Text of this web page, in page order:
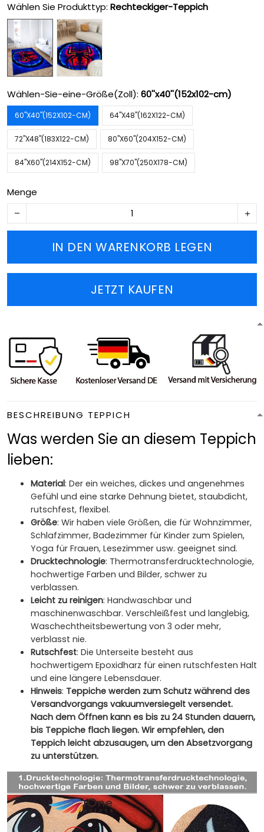
Wählen Sie Produkttyp: Rechteckiger-Teppich
Wählen-Sie-eine-Größe(Zoll): 60''x40''(152x102-cm)
60''X40''(152X102-CM) 64''X48''(162X122-CM)
72''X48''(183X122-CM) 80''X60''(204X152-CM)
84''X60''(214X152-CM) 98''X70''(250X178-CM)
Menge
IN DEN WARENKORB LEGEN
JETZT KAUFEN
BESCHREIBUNG TEPPICH
Was werden Sie an diesem Teppich
lieben:
Material: Der ein weiches, dickes und angenehmes
Gefühl und eine starke Dehnung bietet, staubdicht,
rutschfest, flexibel.
Größe: Wir haben viele Größen, die für Wohnzimmer,
Schlafzimmer, Badezimmer für Kinder zum Spielen,
Yoga für Frauen, Lesezimmer usw. geeignet sind.
Drucktechnologie: Thermotransferdrucktechnologie,
hochwertige Farben und Bilder, schwer zu
verblassen.
Leicht zu reinigen: Handwaschbar und
maschinenwaschbar. Verschleißfest und langlebig,
Waschechtheitsbewertung von 3 oder mehr,
verblasst nie.
Rutschfest: Die Unterseite besteht aus
hochwertigem Epoxidharz für einen rutschfesten Halt
und eine längere Lebensdauer.
Hinweis: Teppiche werden zum Schutz während des
Versandvorgangs vakuumversiegelt versendet.
Nach dem Öffnen kann es bis zu 24 Stunden dauern,
bis Teppiche flach liegen. Wir empfehlen, den
Teppich leicht abzusaugen, um den Absetzvorgang
zu unterstützen.